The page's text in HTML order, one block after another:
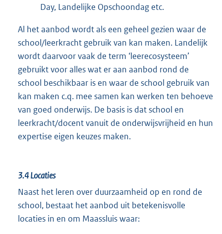
Day, Landelijke Opschoondag etc.
Al het aanbod wordt als een geheel gezien waar de
school/leerkracht gebruik van kan maken. Landelijk
wordt daarvoor vaak de term ‘leerecosysteem’
gebruikt voor alles wat er aan aanbod rond de
school beschikbaar is en waar de school gebruik van
kan maken c.q. mee samen kan werken ten behoeve
van goed onderwijs. De basis is dat school en
leerkracht/docent vanuit de onderwijsvrijheid en hun
expertise eigen keuzes maken.
3.4Locaties
Naast het leren over duurzaamheid op en rond de
school, bestaat het aanbod uit betekenisvolle
locaties in en om Maassluis waar: